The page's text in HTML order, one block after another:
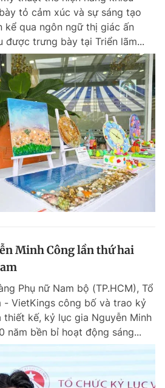
GP - BTTTT cấp ngày 24.3.2020
về Báo Thanh Niên. Cấm sao chép
có sự chấp thuận bằng văn bản.
JSC.
tỏ cảm xúc và sự sáng tạo
kể qua ngôn ngữ thị giác ấn
được trưng bày tại Triển lãm...
Minh Công lần thứ hai
Phụ nữ Nam bộ (TP.HCM), Tổ
- VietKings công bố và trao kỷ
thiết kế, kỷ lục gia Nguyễn Minh
năm bền bỉ hoạt động sáng...